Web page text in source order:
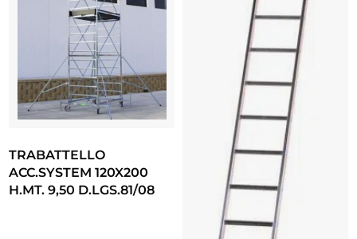
TRABATTELLO
ACC.SYSTEM 120X200
H.MT. 9,50 D.LGS.81/08